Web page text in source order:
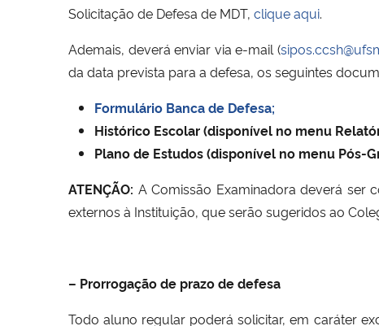
Solicitação de Defesa de MDT, clique aqui.
Ademais, deverá enviar via e-mail (
da data prevista para a defesa, os seguintes
Formulário Banca de Defesa;
Histórico Escolar (disponível no menu
Plano de Estudos (disponível no menu Pós-
ATENÇÃO: A Comissão Examinadora deverá ser
externos à Instituição, que serão sugeridos ao
– Prorrogação de prazo de defesa
Todo aluno regular poderá solicitar, em caráter